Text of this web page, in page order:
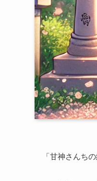
「甘神さんち